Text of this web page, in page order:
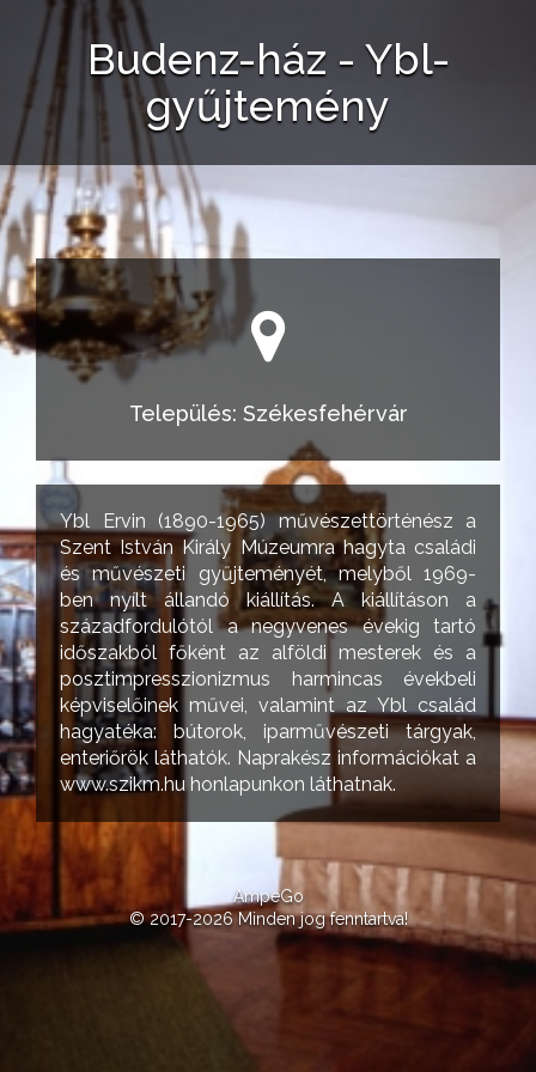
Budenz-ház - Ybl-
gyűjtemény
Település: Székesfehérvár
Ybl Ervin (1890-1965) művészettörténész a
Szent István Király Múzeumra hagyta családi
és művészeti gyűjteményét, melyből 1969-
ben nyílt állandó kiállítás. A kiállításon a
századfordulótól a negyvenes évekig tartó
időszakból főként az alföldi mesterek és a
posztimpresszionizmus harmincas évekbeli
képviselőinek művei, valamint az Ybl család
hagyatéka: bútorok, iparművészeti tárgyak,
enteriőrök láthatók. Naprakész információkat a
www.szikm.hu honlapunkon láthatnak.
AmpeGo
© 2017-2026 Minden jog fenntartva!